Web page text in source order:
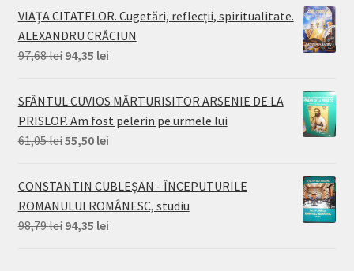
a
fost:
95,46 lei.
este:
94,35 lei.
VIAȚA CITATELOR. Cugetări, reflecții, spiritualitate.
ALEXANDRU CRĂCIUN
97,68lei Prețul
a
fost:
97,68 lei.
94,35 leiPrețul
este:
94,35 lei.
SFÂNTUL CUVIOS MĂRTURISITOR ARSENIE DE LA
PRISLOP. Am fost pelerin pe urmele lui
61,05leiPrețul
a
fost:
61,05 lei.
55,50 leiPrețul
este:
55,50 lei.
CONSTANTIN CUBLEȘAN - ÎNCEPUTURILE
ROMANULUI ROMÂNESC, studiu
98,79lei Prețul
94,35 leiPrețul